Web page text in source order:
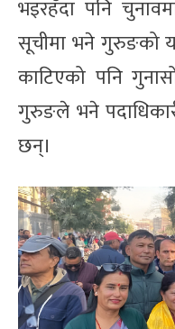
भइरहँदा पनि
सूचीमा भने गुरुङको
काटिएको पनि
गुरुङले भने
छन्।